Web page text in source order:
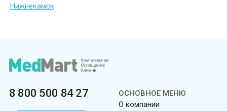
Нижнекамск
8 800 500 84 27
ОСНОВНОЕ МЕНЮ
О компании